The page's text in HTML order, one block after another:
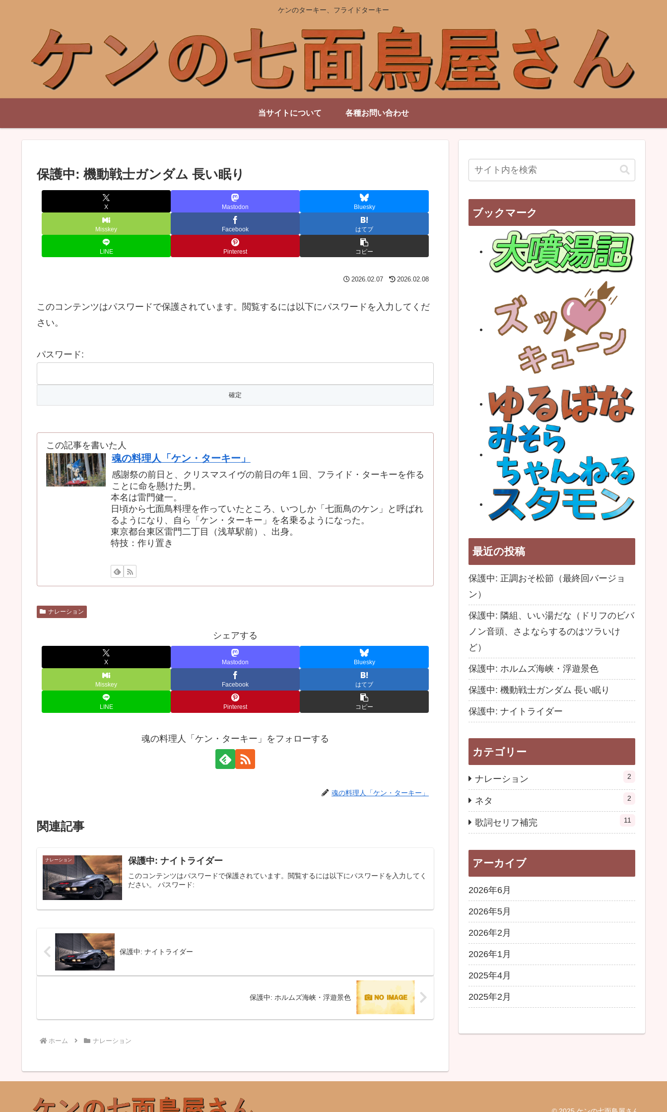
ケンのターキー、フライドターキー
当サイトについて 各種お問い合わせ
保護中: 機動戦士ガンダム 長い眠り
X Mastodon Bluesky
Misskey Facebook はてブ
LINE Pinterest コピー
2026.02.07 2026.02.08
このコンテンツはパスワードで保護されています。閲覧するには以下にパスワードを入力してくだ
さい。
パスワード:
この記事を書いた人
魂の料理人「ケン・ターキー」
感謝祭の前日と、クリスマスイヴの前日の年１回、フライド・ターキーを作る
ことに命を懸けた男。
本名は雷門健一。
日頃から七面鳥料理を作っていたところ、いつしか「七面鳥のケン」と呼ばれ
るようになり、自ら「ケン・ターキー」を名乗るようになった。
東京都台東区雷門二丁目（浅草駅前）、出身。
特技：作り置き
ナレーション
シェアする
X Mastodon Bluesky
Misskey Facebook はてブ
LINE Pinterest コピー
魂の料理人「ケン・ターキー」をフォローする
魂の料理人「ケン・ターキー」
関連記事
ナレーション 保護中: ナイトライダー
このコンテンツはパスワードで保護されています。閲覧するには以下にパスワードを入力してく
ださい。 パスワード:
保護中: ナイトライダー
保護中: ホルムズ海峡・浮遊景色
ホーム ナレーション
ブックマーク
最近の投稿
保護中: 正調おそ松節（最終回バージョ
ン）
保護中: 隣組、いい湯だな（ドリフのビバ
ノン音頭、さよならするのはツラいけ
ど）
保護中: ホルムズ海峡・浮遊景色
保護中: 機動戦士ガンダム 長い眠り
保護中: ナイトライダー
カテゴリー
ナレーション 2
ネタ 2
歌詞セリフ補完 11
アーカイブ
2026年6月
2026年5月
2026年2月
2026年1月
2025年4月
2025年2月